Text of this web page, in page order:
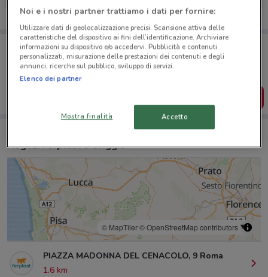
Porta DoveConviene sempre con te!
Puoi trovare le migliori offerte dei negozi vicino a te,
salvarle e creare la tua lista del risparmio, comodamente
dal tuo cellulare.
Negozi Ferplast a Origgio
© MapTiler© OpenStreetMap contributors
PIAZZA MADONNA DEL CENACOLO, 9 Roma
1.6 km
Noi e i nostri partner trattiamo i dati per fornire:
Utilizzare dati di geolocalizzazione precisi. Scansione attiva delle
caratteristiche del dispositivo ai fini dell’identificazione. Archiviare
informazioni su dispositivo e/o accedervi. Pubblicità e contenuti
personalizzati, misurazione delle prestazioni dei contenuti e degli
annunci, ricerche sul pubblico, sviluppo di servizi.
Elenco dei partner
Mostra finalità Accetto